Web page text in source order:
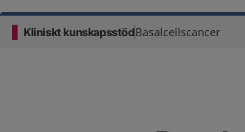
Kliniskt kunskapsstödBasalcellscancer